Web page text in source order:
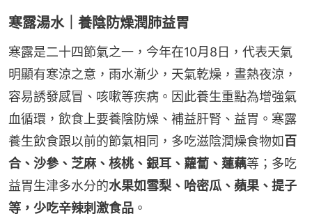
寒露湯水｜養陰防燥潤肺益胃
寒露是二十四節氣之一，今年在10月8日，代表天氣
明顯有寒涼之意，雨水漸少，天氣乾燥，晝熱夜涼，
容易誘發感冒、咳嗽等疾病。因此養生重點為增強氣
血循環，飲食上要養陰防燥、補益肝腎、益胃。寒露
養生飲食跟以前的節氣相同，多吃滋陰潤燥食物如百
合、沙參、芝麻、核桃、銀耳、蘿蔔、蓮藕等；多吃
益胃生津多水分的水果如雪梨、哈密瓜、蘋果、提子
等，少吃辛辣刺激食品 。